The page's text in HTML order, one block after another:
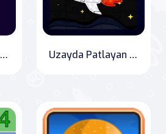
Yıldızları Yakala - Uzatılmış Uzayda Patlayan Balonları Yerleştirme